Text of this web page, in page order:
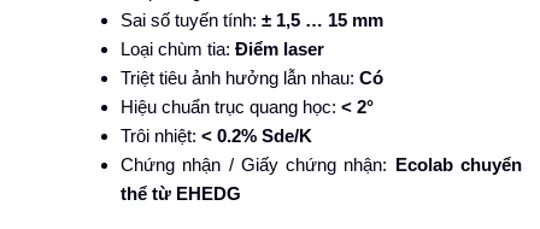
Sai số tuyến tính:± 1,5 … 15 mm
Loại chùm tia:Điểm laser
Triệt tiêu ảnh hưởng lẫn nhau:Có
Hiệu chuẩn trục quang học:< 2°
Trôi nhiệt:< 0.2% Sde/K
Chứng nhận / Giấy chứng nhận: Ecolab chuyển
thể từ EHEDG